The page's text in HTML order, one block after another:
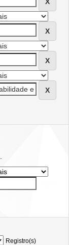
Registro(s)